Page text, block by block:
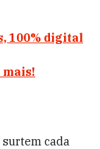
100% digital
mais!
surtem cada